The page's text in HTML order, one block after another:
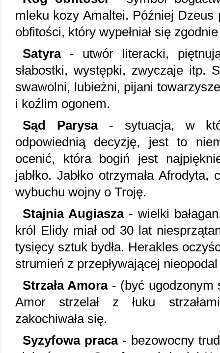
mleku kozy Amaltei. Później Dzeus
obfitości, który wypełniał się
Satyra - utwór literacki,
słabostki, występki, zwyczaje itp.
swawolni, lubieżni, pijani
i koźlim ogonem.
Sąd Parysa- sytuacja, w
odpowiednią decyzję, jest to
ocenić, która bogiń jest
jabłko. Jabłko otrzymała
wybuchu wojny o Troję.
Stajnia Augiasza- wielki
król Elidy miał od 30 lat
tysięcy sztuk bydła. Herakles
strumień z przepływającej
Strzała Amora- (być ugodzonym
Amor strzelał z łuku
zakochiwała się.
Syzyfowa praca- bezowocny